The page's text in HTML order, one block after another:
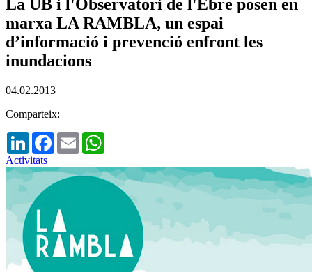
La UB i l'Observatori de l'Ebre posen en
marxa LA RAMBLA, un espai
d’informació i prevenció enfront les
inundacions
04.02.2013
Comparteix:
LinkedInFacebook
Email
Activitats